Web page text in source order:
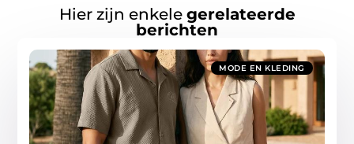
Hier zijn enkele gerelateerde
berichten
MODE EN KLEDING